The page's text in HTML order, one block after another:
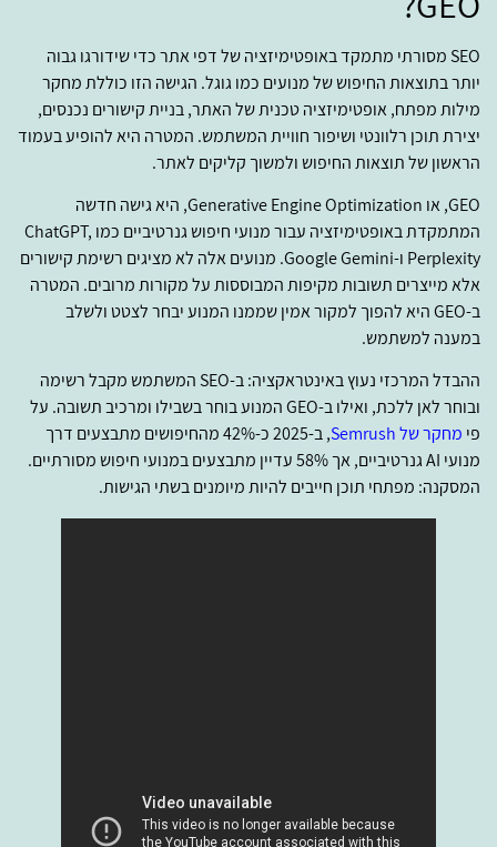
SEO מסורתי מתמקד באופטימיזציה של דפי אתר כדי שידורגו גבוה
יותר בתוצאות החיפוש של מנועים כמו גוגל. הגישה הזו כוללת מחקר
מילות מפתח, אופטימיזציה טכנית של האתר, בניית קישורים נכנסים,
יצירת תוכן רלוונטי ושיפור חוויית המשתמש. המטרה היא להופיע בעמוד
הראשון של תוצאות החיפוש ולמשוך קליקים לאתר.
GEO, או Generative Engine Optimization, היא גישה חדשה
המתמקדת באופטימיזציה עבור מנועי חיפוש גנרטיביים כמו ChatGPT,
Perplexity ו-Google Gemini. מנועים אלה לא מציגים רשימת קישורים
אלא מייצרים תשובות מקיפות המבוססות על מקורות מרובים. המטרה
ב-GEO היא להפוך למקור אמין שממנו המנוע יבחר לצטט ולשלב
במענה למשתמש.
ההבדל המרכזי נעוץ באינטראקציה: ב-SEO המשתמש מקבל רשימה
ובוחר לאן ללכת, ואילו ב-GEO המנוע בוחר בשבילו ומרכיב תשובה. על
פי מחקר של Semrush
, ב-2025 כ-42% מהחיפושים מתבצעים דרך
מנועי AI גנרטיביים, אך 58% עדיין מתבצעים במנועי חיפוש מסורתיים.
המסקנה: מפתחי תוכן חייבים להיות מיומנים בשתי הגישות.